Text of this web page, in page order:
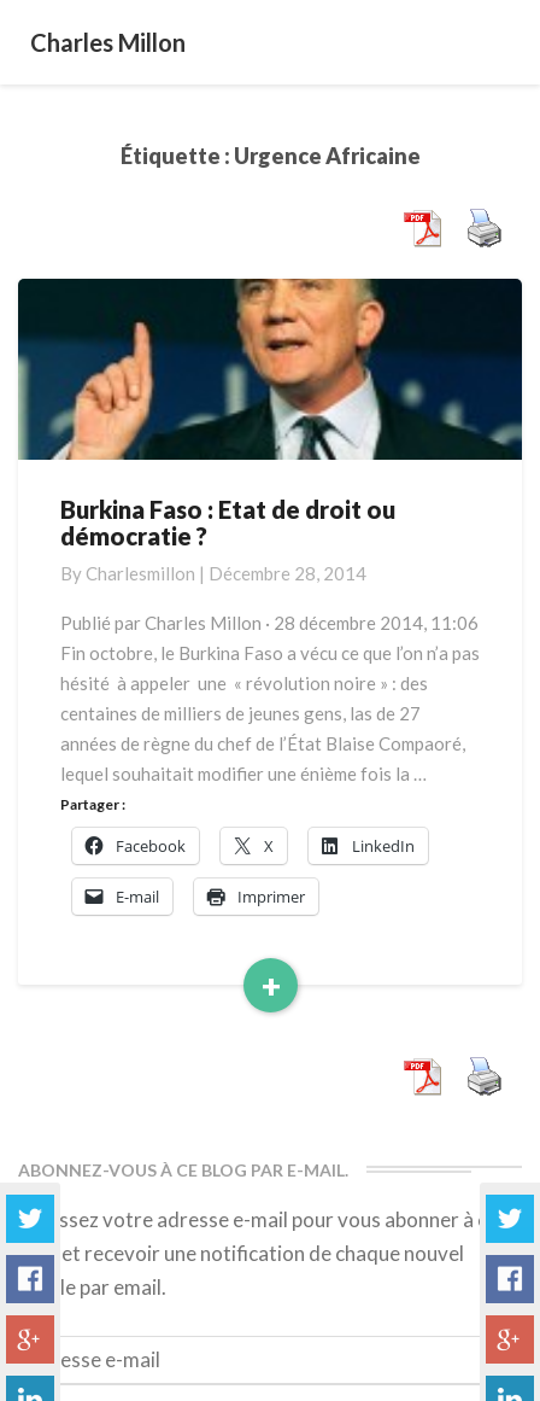
Charles Millon
Étiquette : Urgence Africaine
Burkina
Faso
Etat
de
ou
démocratie
?
Burkina Faso : Etat de droit ou
démocratie ?
By Charlesmillon | Décembre 28, 2014
Publié par Charles Millon · 28 décembre 2014, 11:06
Fin octobre, le Burkina Faso a vécu ce que l’on n’a pas
hésité à appeler une « révolution noire » : des
centaines de milliers de jeunes gens, las de 27
années de règne du chef de l’État Blaise Compaoré,
lequel souhaitait modifier une énième fois la …
+
Read
Partager :
Facebook X LinkedIn
E-mail Imprimer
ABONNEZ-VOUS À CE BLOG PAR E-MAIL.
Saisissez votre adresse e-mail pour vous abonner à ce
blog et recevoir une notification de chaque nouvel
article par email.
Adresse
e-